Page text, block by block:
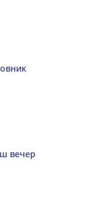
вечер